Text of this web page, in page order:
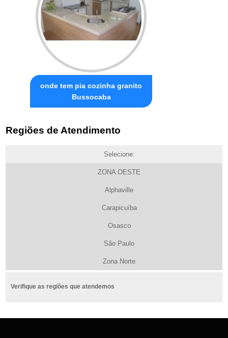
onde tem pia cozinha granito
Bussocaba
Regiões de Atendimento
Selecione:
ZONA OESTE
Alphaville
Carapicuíba
Osasco
São Paulo
Zona Norte
Verifique as regiões que atendemos